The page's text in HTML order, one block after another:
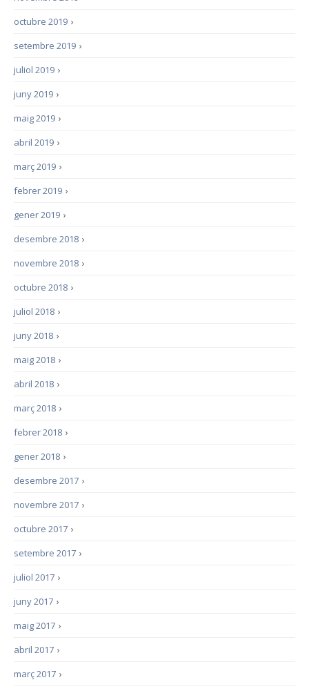
›
octubre 2019
›
setembre 2019
›
juliol 2019
›
juny 2019
›
maig 2019
›
abril 2019
›
març 2019
›
febrer 2019
›
gener 2019
›
desembre 2018
›
novembre 2018
›
octubre 2018
›
juliol 2018
›
juny 2018
›
maig 2018
›
abril 2018
›
març 2018
›
febrer 2018
›
gener 2018
›
desembre 2017
›
novembre 2017
›
octubre 2017
›
setembre 2017
›
juliol 2017
›
juny 2017
›
maig 2017
›
abril 2017
›
març 2017